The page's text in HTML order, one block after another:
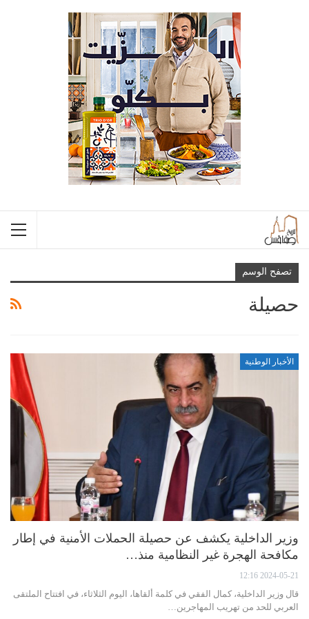
تصفح الوسم
حصيلة
الأخبار الوطنية
وزير الداخلية يكشف عن حصيلة الحملات الأمنية في إطار
مكافحة الهجرة غير النظامية منذ…
2024-05-21 12:16
قال وزير الداخلية، كمال الفقي في كلمة ألقاها، اليوم الثلاثاء، في افتتاح الملتقى
العربي للحد من تهريب المهاجرين…